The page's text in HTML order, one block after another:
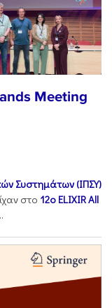
Meeting
Συστημάτων (ΙΠΣΥ)
στο 12ο ELIXIR All